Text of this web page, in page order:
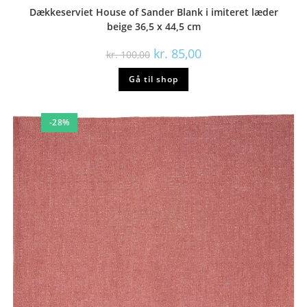
Dækkeserviet House of Sander Blank i imiteret læder
beige 36,5 x 44,5 cm
kr.100,00 Den
oprindelige
pris
var:
kr. 100,00.
kr. 85,00Den
aktuelle
Gå til shop
-28%